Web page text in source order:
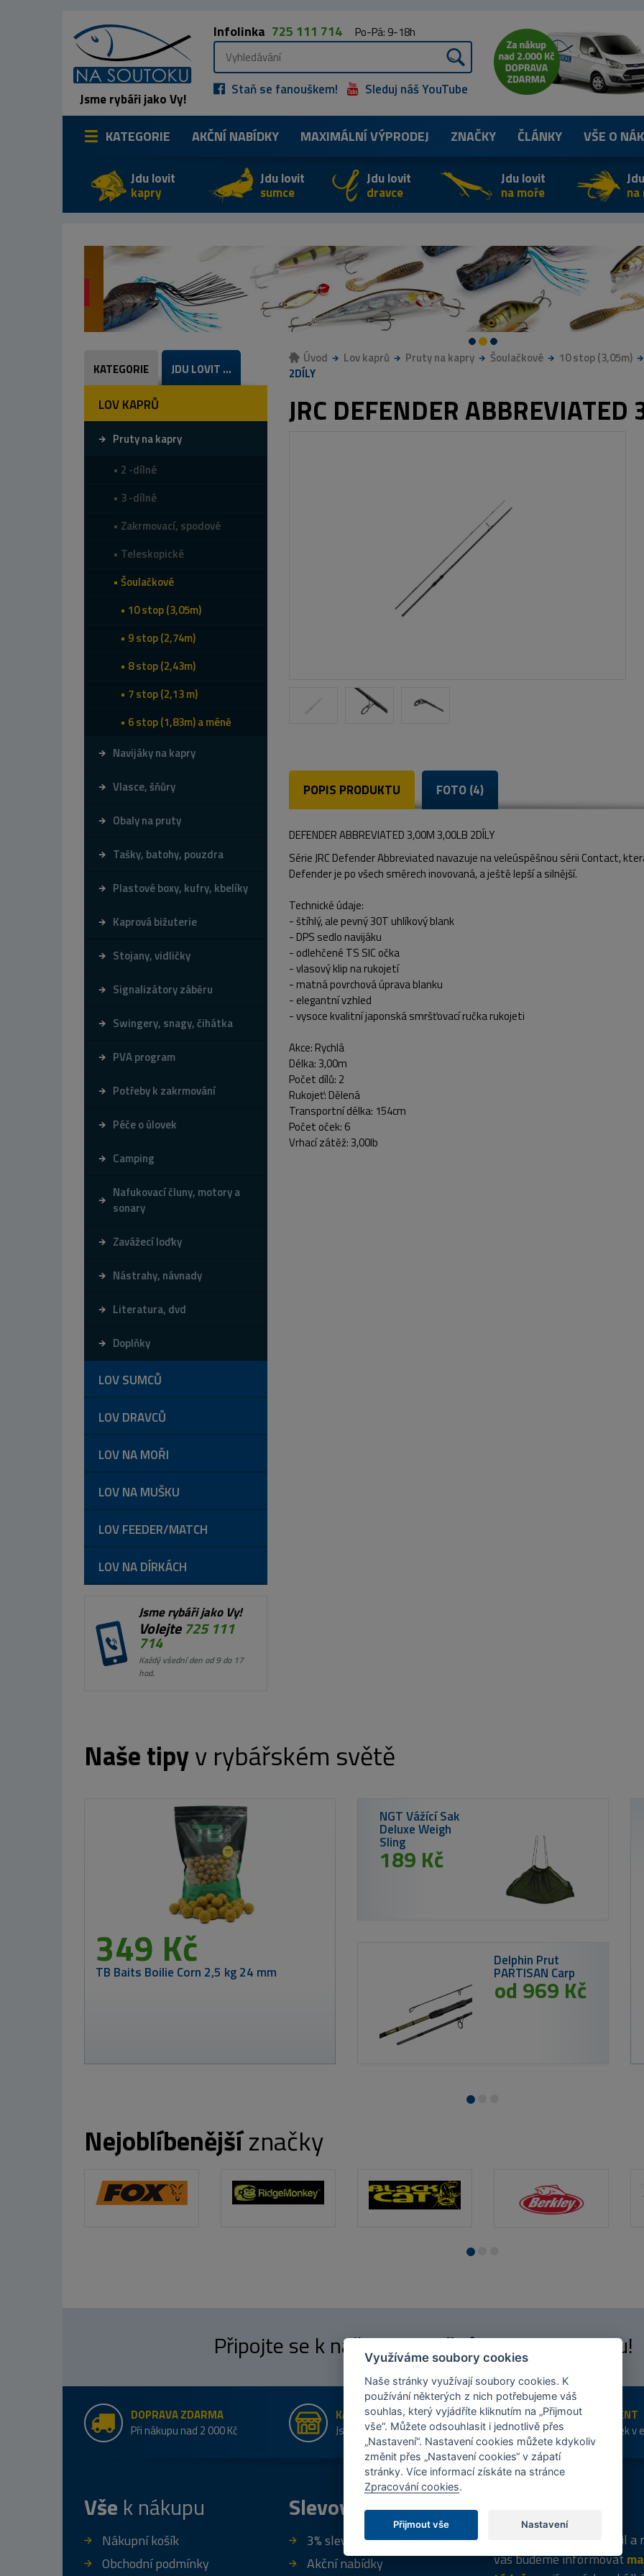
Jsme rybáři jako Vy!
Infolinka 725 111 714 Po-Pá: 9-18h
Staň se fanouškem! Sleduj náš YouTube
KATEGORIE AKČNÍ NABÍDKY MAXIMÁLNÍVÝPRODEJ ZNAČKY ČLÁNKY VŠE O
Jdu lovit
kapry
Jdu lovit
sumce
Jdu lovit
dravce
Jdu lovit
na moře na
KATEGORIE JDU LOVIT ...
LOV KAPRŮ
Pruty na kapry
2 -dílné
3 -dílné
Zakrmovací, spodové
Teleskopické
Šoulačkové
10 stop (3,05m)
9 stop (2,74m)
8 stop (2,43m)
7 stop (2,13 m)
6 stop (1,83m) a méně
Navijáky na kapry
Vlasce, šňůry
Obaly na pruty
Tašky, batohy, pouzdra
Plastové boxy, kufry, kbelíky
Kaprová bižuterie
Stojany, vidličky
Signalizátory záběru
Swingery, snagy, čihátka
PVA program
Potřeby k zakrmování
Péče o úlovek
Camping
Nafukovací čluny, motory a
sonary
Zavážecí loďky
Nástrahy, návnady
Literatura, dvd
Doplňky
LOV SUMCŮ
LOV DRAVCŮ
LOV NA MOŘI
LOV NA MUŠKU
LOV FEEDER/MATCH
LOV NA DÍRKÁCH
Jsme rybáři jako Vy!
Volejte725 111
714
Každý všední den od 9 do 17
hod.
Úvod Lov kaprů Pruty na kapry Šoulačkové 10 stop (3,05m)
2DÍLY
JRC DEFENDER
POPIS PRODUKTU FOTO (4)
DEFENDER ABBREVIATED 3,00M 3,00LB 2DÍLY
Série JRC Defender Abbreviated navazuje na veleúspěšnou sérii Contact,
Defender je po všech směrech inovovaná, a ještě lepší a silnější.
Technické údaje:
- štíhlý, ale pevný 30T uhlíkový blank
- DPS sedlo navijáku
- odlehčené TS SIC očka
- vlasový klip na rukojetí
- matná povrchová úprava blanku
- elegantní vzhled
- vysoce kvalitní japonská smršťovací ručka rukojeti
Akce: Rychlá
Délka:3,00m
Počet dílů: 2
Rukojeť: Dělená
Transportní délka: 154cm
Počet oček: 6
Vrhací zátěž:3,00lb
Naše tipyv rybářském světě
TB Baits Boosterované Boilie Corn 120 g
od 129 Kč
Nejoblíbenějšíznačky
Připojte se k našimfanouškůmna Facebooku!
DOPRAVA ZDARMA
Při nákupu nad 2 000 Kč
KAMENNÉ PRODEJNY
Jsme na trhu více než 10 let
ŠIROKÝ SORTIMENT
Přes 20 tis. položek v
shopu
Vše k nákupu
Nákupní košík
Obchodní podmínky
Slevový program
3% sleva za registraci
Akční nabídky
Napište nám svůj e-mail a
vás budeme informovat
Využíváme soubory cookies
Naše stránky využívají soubory cookies. K
používání některých z nich potřebujeme váš
souhlas, který vyjádříte kliknutím na „Přijmout
vše“. Můžete odsouhlasit i jednotlivě přes
„Nastavení“. Nastavení cookies můžete kdykoliv
změnit přes „Nastavení cookies“ v zápatí
stránky. Více informací získáte na stránce
Zpracování cookies.
Přijmout vše Nastavení